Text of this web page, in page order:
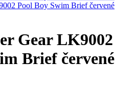
Gear LK9002
Brief červené